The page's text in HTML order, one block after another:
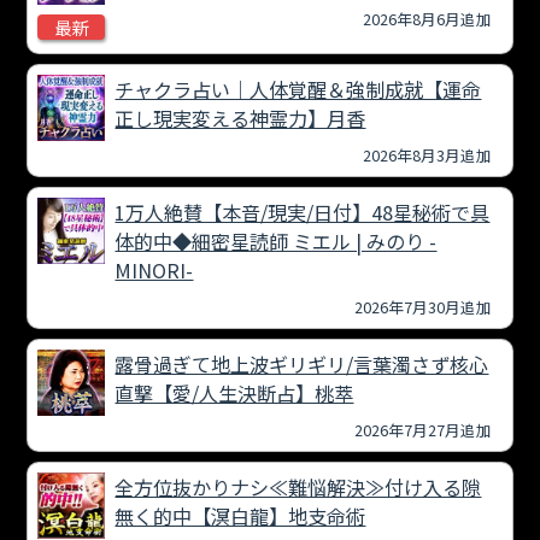
最新 2026年8月6月追加
チャクラ占い｜人体覚醒＆強制成就【運命
正し現実変える神霊力】月香
2026年8月3月追加
1万人絶賛【本音/現実/日付】48星秘術で具
体的中◆細密星読師 ミエル | みのり -
MINORI-
2026年7月30月追加
露骨過ぎて地上波ギリギリ/言葉濁さず核心
直撃【愛/人生決断占】桃萃
2026年7月27月追加
全方位抜かりナシ≪難悩解決≫付け入る隙
無く的中【溟白龍】地支命術